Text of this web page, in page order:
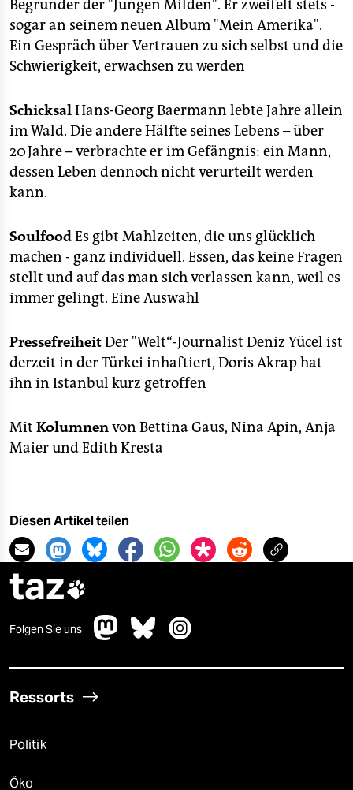
Begründer der "Jungen Milden". Er zweifelt stets -
sogar an seinem neuen Album "Mein Amerika".
Ein Gespräch über Vertrauen zu sich selbst und die
Schwierigkeit, erwachsen zu werden
SchicksalHans-Georg Baermann lebte Jahre allein
im Wald. Die andere Hälfte seines Lebens – über
20 Jahre – verbrachte er im Gefängnis: ein Mann,
dessen Leben dennoch nicht verurteilt werden
kann.
SoulfoodEs gibt Mahlzeiten, die uns glücklich
machen - ganz individuell. Essen, das keine Fragen
stellt und auf das man sich verlassen kann, weil es
immer gelingt. Eine Auswahl
PressefreiheitDer "Welt“-Journalist Deniz Yücel ist
derzeit in der Türkei inhaftiert, Doris Akrap hat
ihn in Istanbul kurz getroffen
Mit Kolumnenvon Bettina Gaus, Nina Apin, Anja
Maier und Edith Kresta
Diesen Artikel teilen
taz
Folgen Sie uns
Ressorts
Politik
Öko